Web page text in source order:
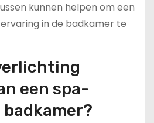
kunnen helpen om een
in de badkamer te
een spa-
badkamer?